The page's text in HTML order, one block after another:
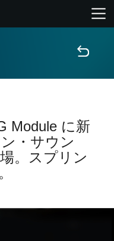
Module に新
・サウン
。スプリン